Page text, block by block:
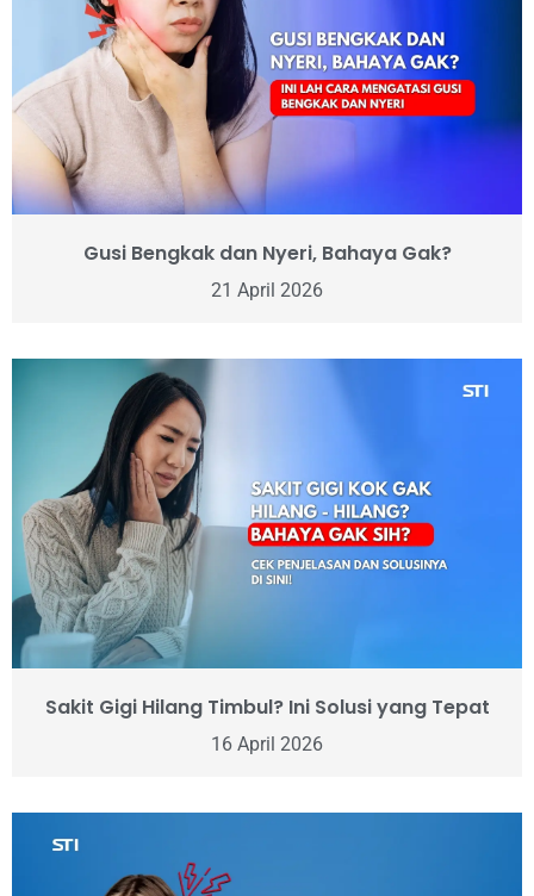
Gusi Bengkak dan Nyeri, Bahaya Gak?
21 April 2026
Sakit Gigi Hilang Timbul? Ini Solusi yang Tepat
16 April 2026